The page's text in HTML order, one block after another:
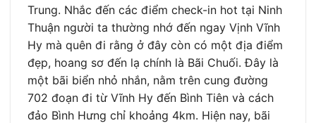
Trung. Nhắc đến các điểm check-in hot tại Ninh
Thuận người ta thường nhớ đến ngay Vịnh Vĩnh
Hy mà quên đi rằng ở đây còn có một địa điểm
đẹp, hoang sơ đến lạ chính là Bãi Chuối. Đây là
một bãi biển nhỏ nhắn, nằm trên cung đường
702 đoạn đi từ Vĩnh Hy đến Bình Tiên và cách
đảo Bình Hưng chỉ khoảng 4km. Hiện nay, bãi